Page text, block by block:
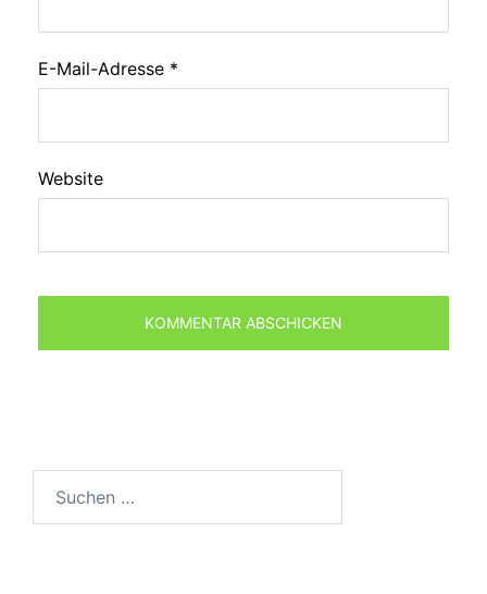
E-Mail-Adresse *
Website